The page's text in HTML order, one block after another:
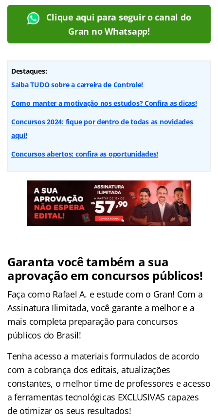
Clique aqui para seguir o canal do
Gran no Whatsapp!
Destaques:
Saiba TUDO sobre a carreira de Controle!
Como manter a motivação nos estudos? Confira as dicas!
Concursos 2024: fique por dentro de todas as novidades
aqui!
Concursos abertos: confira as oportunidades!
Garanta você também a sua
aprovação em concursos públicos!
Faça como Rafael A. e estude com o Gran! Com a
Assinatura Ilimitada, você garante a melhor e a
mais completa preparação para concursos
públicos do Brasil!
Tenha acesso a materiais formulados de acordo
com a cobrança dos editais, atualizações
constantes, o melhor time de professores e acesso
a ferramentas tecnológicas EXCLUSIVAS capazes
de otimizar os seus resultados!